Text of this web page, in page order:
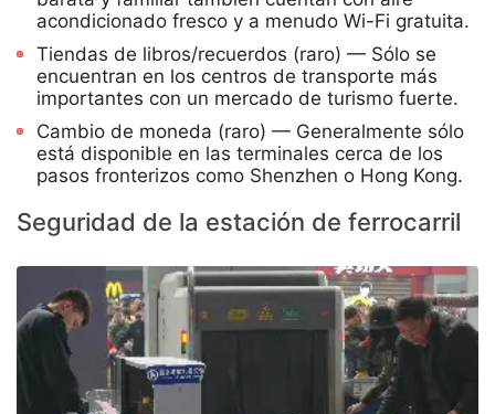
acondicionado fresco y a menudo Wi-Fi gratuita.
Tiendas de libros/recuerdos (raro) — Sólo se
encuentran en los centros de transporte más
importantes con un mercado de turismo fuerte.
Cambio de moneda (raro) — Generalmente sólo
está disponible en las terminales cerca de los
pasos fronterizos como Shenzhen o Hong Kong.
Seguridad de la estación de ferrocarril